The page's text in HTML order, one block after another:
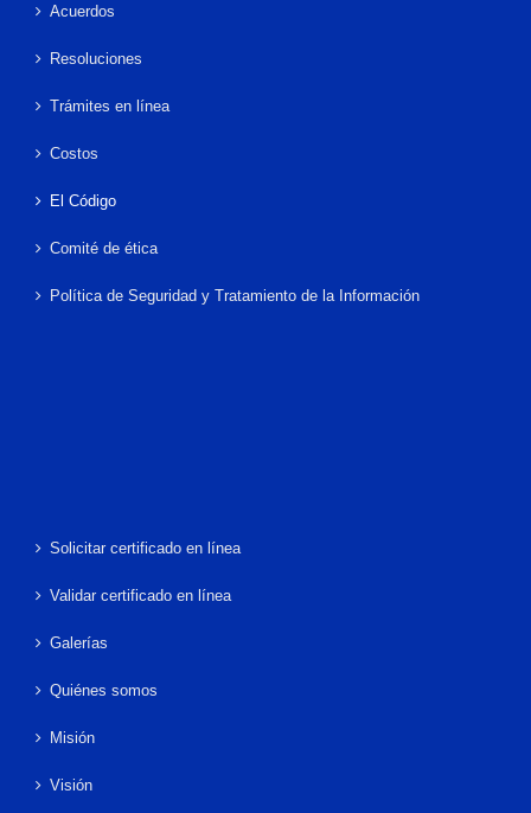
Acuerdos
Resoluciones
Trámites en línea
Costos
El Código
Comité de ética
Política de Seguridad y Tratamiento de la Información
Solicitar certificado en línea
Validar certificado en línea
Galerías
Quiénes somos
Misión
Visión